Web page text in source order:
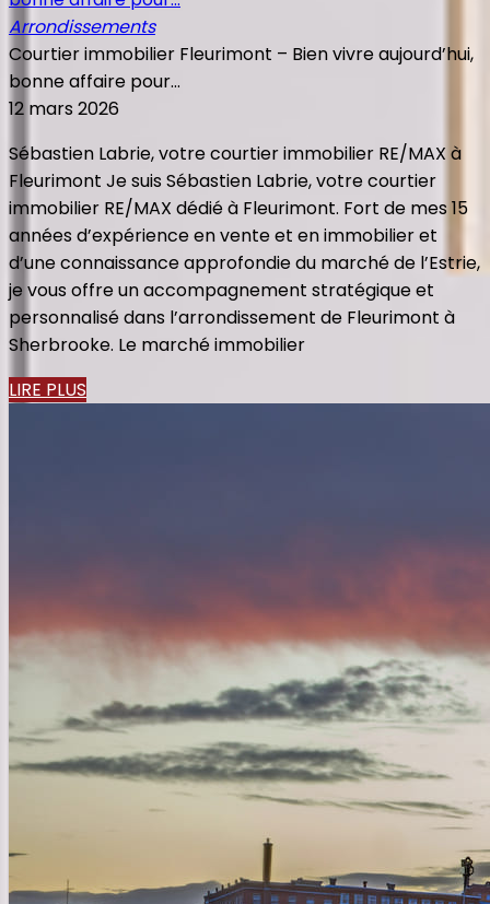
Arrondissements
Courtier immobilier Fleurimont – Bien vivre aujourd’hui,
bonne affaire pour...
12 mars 2026
Sébastien Labrie, votre courtier immobilier RE/MAX à
Fleurimont Je suis Sébastien Labrie, votre courtier
immobilier RE/MAX dédié à Fleurimont. Fort de mes 15
années d’expérience en vente et en immobilier et
d’une connaissance approfondie du marché de l’Estrie,
je vous offre un accompagnement stratégique et
personnalisé dans l’arrondissement de Fleurimont à
Sherbrooke. Le marché immobilier
LIRE PLUS